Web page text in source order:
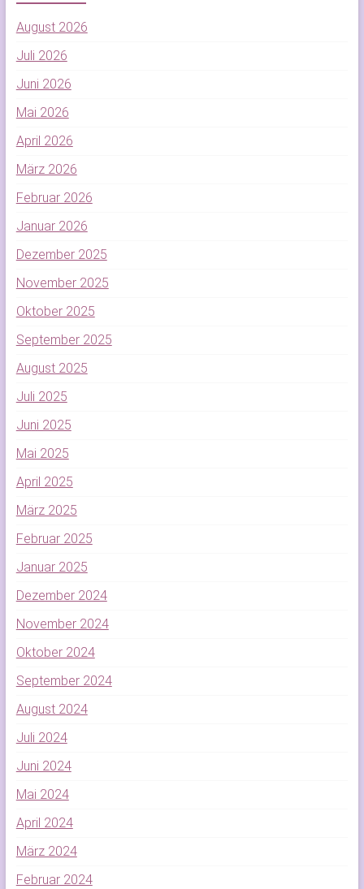
August 2026
Juli 2026
Juni 2026
Mai 2026
April 2026
März 2026
Februar 2026
Januar 2026
Dezember 2025
November 2025
Oktober 2025
September 2025
August 2025
Juli 2025
Juni 2025
Mai 2025
April 2025
März 2025
Februar 2025
Januar 2025
Dezember 2024
November 2024
Oktober 2024
September 2024
August 2024
Juli 2024
Juni 2024
Mai 2024
April 2024
März 2024
Februar 2024